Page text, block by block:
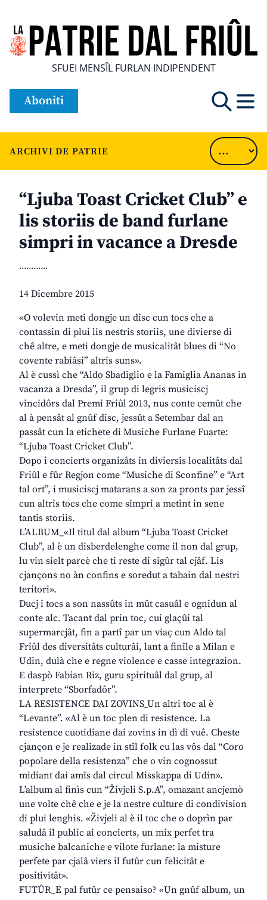
SFUEI MENSÎL FURLAN INDIPENDENT
Aboniti
ARCHIVI DE PATRIE
“Ljuba Toast Cricket Club” e
lis storiis de band furlane
simpri in vacance a Dresde
............
14 Dicembre 2015
«O volevin meti dongje un disc cun tocs che a
contassin di plui lis nestris storiis, une divierse di
chê altre, e meti dongje de musicalitât blues di “No
covente rabiâsi” altris suns».
Al è cussì che “Aldo Sbadiglio e la Famiglia Ananas in
vacanza a Dresda”, il grup di legris musiciscj
vincidôrs dal Premi Friûl 2013, nus conte cemût che
al à pensât al gnûf disc, jessût a Setembar dal an
passât cun la etichete di Musiche Furlane Fuarte:
“Ljuba Toast Cricket Club”.
Dopo i concierts organizâts in diviersis localitâts dal
Friûl e fûr Regjon come “Musiche di Sconfine” e “Art
tal ort”, i musiciscj matarans a son za pronts par jessî
cun altris tocs che come simpri a metint in sene
tantis storiis.
L’ALBUM_«Il titul dal album “Ljuba Toast Cricket
Club”, al è un disberdelenghe come il non dal grup,
lu vin sielt parcè che ti reste di sigûr tal cjâf. Lis
cjançons no àn confins e soredut a tabain dal nestri
teritori».
Ducj i tocs a son nassûts in mût casuâl e ognidun al
conte alc. Tacant dal prin toc, cui glaçûi tal
supermarcjât, fin a partî par un viaç cun Aldo tal
Friûl des diversitâts culturâi, lant a finîle a Milan e
Udin, dulà che e regne violence e casse integrazion.
E daspò Fabian Riz, guru spirituâl dal grup, al
interprete “Sborfadôr”.
LA RESISTENCE DAI ZOVINS_Un altri toc al è
“Levante”. «Al è un toc plen di resistence. La
resistence cuotidiane dai zovins in dì di vuê. Cheste
cjançon e je realizade in stîl folk cu las vôs dal “Coro
popolare della resistenza” che o vin cognossut
midiant dai amîs dal circul Misskappa di Udin».
L’album al finìs cun “Živjeli S.p.A”, omazant ancjemò
une volte chê che e je la nestre culture di condivision
di plui lenghis. «Živjeli al è il toc che o doprìn par
saludâ il public ai concierts, un mix perfet tra
musiche balcaniche e vilote furlane: la misture
perfete par cjalâ viers il futûr cun felicitât e
positivitât».
FUTÛR_E pal futûr ce pensaiso? «Un gnûf album, un